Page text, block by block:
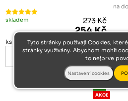
skladem 273 Kč
254 Kč
ks
na
m3
-7%
AKCE
Tyto stránky používají Cookies,
stránky využívány. Abychom mohli
to nejprve